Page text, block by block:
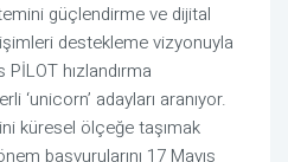
güçlendirme ve dijital
destekleme vizyonuyla
hızlandırma
‘unicorn’ adayları aranıyor.
küresel ölçeğe taşımak
başvurularını 17 Mayıs